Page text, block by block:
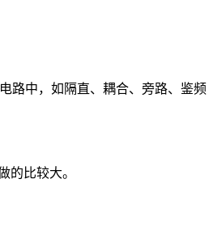
中，如隔直、耦合、旁路、鉴频
比较大。